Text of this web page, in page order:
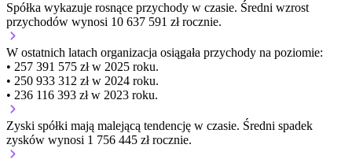
Spółka wykazuje rosnące przychody w czasie. Średni wzrost
przychodów wynosi 10 637 591 zł rocznie.
W ostatnich latach organizacja osiągała przychody na poziomie:
• 257 391 575 zł w 2025 roku.
• 250 933 312 zł w 2024 roku.
• 236 116 393 zł w 2023 roku.
Zyski spółki mają malejącą tendencję w czasie. Średni spadek
zysków wynosi 1 756 445 zł rocznie.